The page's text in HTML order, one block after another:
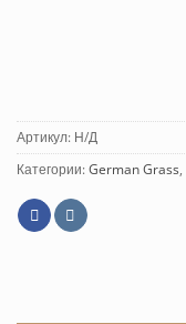
Артикул: Н/Д
Категории: German Grass,